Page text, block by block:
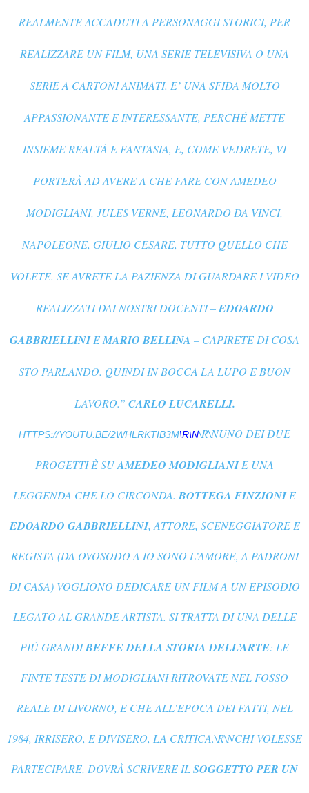
REALMENTE ACCADUTI A PERSONAGGI STORICI, PER
REALIZZARE UN FILM, UNA SERIE TELEVISIVA O UNA
SERIE A CARTONI ANIMATI. E’ UNA SFIDA MOLTO
APPASSIONANTE E INTERESSANTE, PERCHÉ METTE
INSIEME REALTÀ E FANTASIA, E, COME VEDRETE, VI
PORTERÀ AD AVERE A CHE FARE CON AMEDEO
MODIGLIANI, JULES VERNE, LEONARDO DA VINCI,
NAPOLEONE, GIULIO CESARE, TUTTO QUELLO CHE
VOLETE. SE AVRETE LA PAZIENZA DI GUARDARE I VIDEO
REALIZZATI DAI NOSTRI DOCENTI –EDOARDO
GABBRIELLINIEMARIO BELLINA – CAPIRETE DI COSA
STO PARLANDO. QUINDI IN BOCCA LA LUPO E BUON
LAVORO.” CARLO LUCARELLI.
HTTPS://YOUTU.BE/2WHLRKTIB3M\R\N\R\NUNO DEI DUE
PROGETTI È SUAMEDEO MODIGLIANIE UNA
LEGGENDA CHE LO CIRCONDA. BOTTEGA FINZIONIE
EDOARDO GABBRIELLINI, ATTORE, SCENEGGIATORE E
REGISTA (DA OVOSODO A IO SONO L’AMORE, A PADRONI
DI CASA) VOGLIONO DEDICARE UN FILM A UN EPISODIO
LEGATO AL GRANDE ARTISTA. SI TRATTA DI UNA DELLE
PIÙ GRANDIBEFFE DELLA STORIA DELL’ARTE: LE
FINTE TESTE DI MODIGLIANI RITROVATE NEL FOSSO
REALE DI LIVORNO, E CHE ALL’EPOCA DEI FATTI, NEL
1984, IRRISERO, E DIVISERO, LA CRITICA.\R\NCHI VOLESSE
PARTECIPARE, DOVRÀ SCRIVERE ILSOGGETTO PER UN